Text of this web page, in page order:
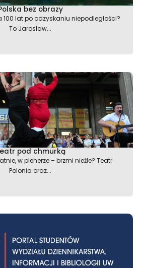
bez obrazy
100 lat po odzyskaniu niepodległości?
To Jarosław...
pod chmurką
w plenerze – brzmi nieźle? Teatr
Polonia oraz...